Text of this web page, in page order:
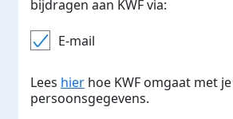
bijdragen aan KWF via:
E-mail
Lees hier hoe KWF omgaat met je
persoonsgegevens.